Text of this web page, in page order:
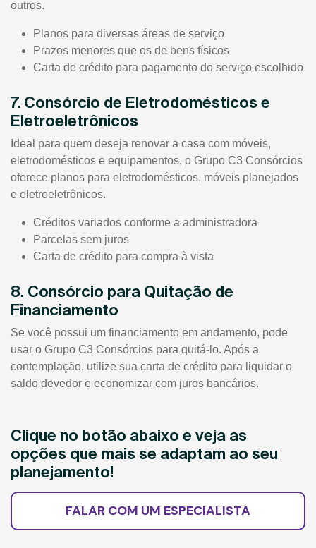
outros.
Planos para diversas áreas de serviço
Prazos menores que os de bens físicos
Carta de crédito para pagamento do serviço escolhido
7. Consórcio de Eletrodomésticos e
Eletroeletrônicos
Ideal para quem deseja renovar a casa com móveis,
eletrodomésticos e equipamentos, o Grupo C3 Consórcios
oferece planos para eletrodomésticos, móveis planejados
e eletroeletrônicos.
Créditos variados conforme a administradora
Parcelas sem juros
Carta de crédito para compra à vista
8. Consórcio para Quitação de
Financiamento
Se você possui um financiamento em andamento, pode
usar o Grupo C3 Consórcios para quitá-lo. Após a
contemplação, utilize sua carta de crédito para liquidar o
saldo devedor e economizar com juros bancários.
Clique no botão abaixo e veja as
opções que mais se adaptam ao seu
planejamento!
FALAR COM UM ESPECIALISTA